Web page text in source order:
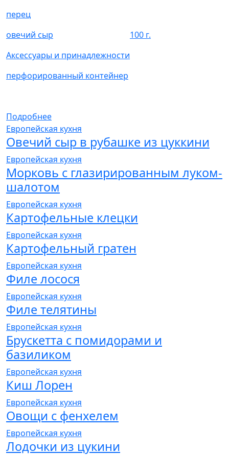
перец
овечий сыр
100 г.
Аксессуары и принадлежности
перфорированный контейнер
Подробнее
Европейская кухня
Овечий сыр в рубашке из цуккини
Европейская кухня
Морковь с глазирированным луком-
шалотом
Европейская кухня
Картофельные клецки
Европейская кухня
Картофельный гратен
Европейская кухня
Филе лосося
Европейская кухня
Филе телятины
Европейская кухня
Брускетта с помидорами и
базиликом
Европейская кухня
Киш Лорен
Европейская кухня
Овощи с фенхелем
Европейская кухня
Лодочки из цукини